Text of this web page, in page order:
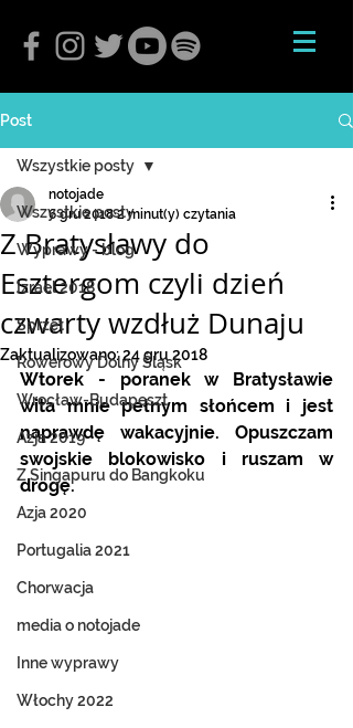
Post
Wszystkie posty
Wyprawy - blog
Izrael 2018
Sprzęt
Rowerowy Dolny Śląsk
Wrocław-Budapeszt
Azja 2019
Z Singapuru do Bangkoku
Azja 2020
Portugalia 2021
Chorwacja
media o notojade
Inne wyprawy
Włochy 2022
Wszystkie posty
Z Bratysławy do
Esztergom czyli dzień
czwarty wzdłuż Dunaju
notojade
6 gru 2018 2 minut(y) czytania
Zaktualizowano:24 gru 2018
Wtorek - poranek w Bratysławie
wita mnie pełnym słońcem i jest
naprawdę wakacyjnie. Opuszczam
swojskie blokowisko i ruszam w
drogę.